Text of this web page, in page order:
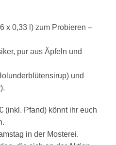
x 0,33 l) zum Probieren –
pur aus Äpfeln und
und
(inkl. Pfand) könnt ihr euch
in der Mosterei.